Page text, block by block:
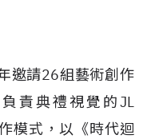
邀請26組藝術創作
責典禮視覺的JL
模式，以《時代迴